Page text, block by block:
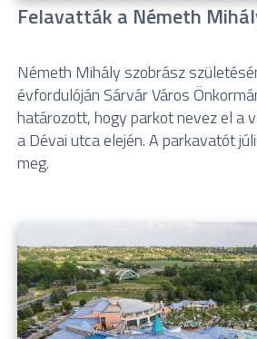
Felavatták a Németh
Németh Mihály szobrász
évfordulóján Sárvár Város
határozott, hogy parkot nevez el a
a Dévai utca elején. A parkavatót
meg.